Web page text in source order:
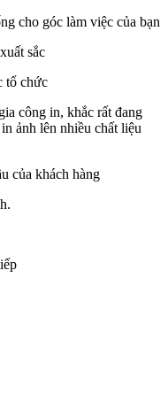
cho góc làm việc của bạn
sắc
tổ chức
công in, khắc rất đang
ảnh lên nhiều chất liệu
của khách hàng